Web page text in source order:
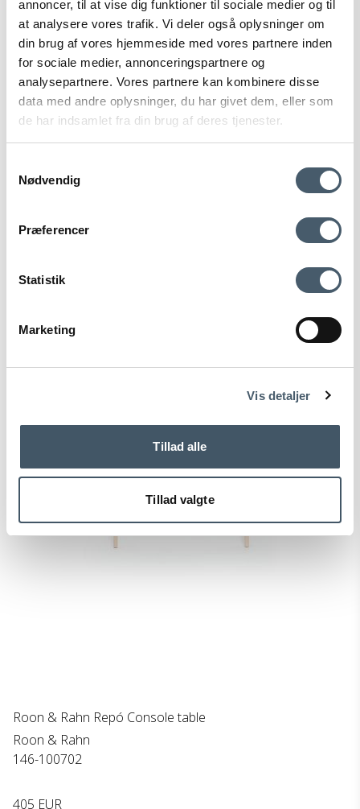
annoncer, til at vise dig funktioner til sociale medier og til
at analysere vores trafik. Vi deler også oplysninger om
din brug af vores hjemmeside med vores partnere inden
for sociale medier, annonceringspartnere og
analysepartnere. Vores partnere kan kombinere disse
data med andre oplysninger, du har givet dem, eller som
de har indsamlet fra din brug af deres tjenester.
Nødvendig
Præferencer
Statistik
Marketing
Vis detaljer
Tillad alle
Tillad valgte
Shipping
Roon & Rahn
Show product
Roon & Rahn Repó Console table
Roon & Rahn
146-100702
405 EUR